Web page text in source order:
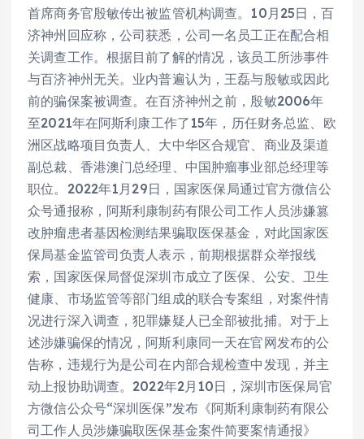
首席商务官殷敏传出被监管机构调查。10月25日，百
济神州回应称，公司获悉，公司一名员工正在配合相
关调查工作。根据目前了解的情况，该员工所涉事件
与百济神州无关。业内普遍认为，王磊与殷敏或因此
前的骗保案被调查。在百济神州之前，殷敏2006年
至2021年在阿斯利康工作了15年，历任财务总监、欧
洲区战略项目负责人、大中华区合规官、商业及渠道
副总裁、香港澳门总经理、中国肿瘤事业部总经理等
职位。2022年1月29日，国家医保局通过官方微信公
众号通报称，阿斯利康制药有限公司工作人员涉嫌篡
改肿瘤患者基因检测结果骗取医保基金，对此国家医
保局基金监管司负责人表示，前期根据群众举报线
索，国家医保局督促深圳市成立了医保、公安、卫生
健康、市场监管等部门组成的联合专案组，对案件情
况进行深入调查，犯罪嫌疑人已全部被批捕。对于上
述涉嫌骗保的情况，阿斯利康同一天在官网发布的公
告称，违规行为是公司在内部合规检查中发现，并主
动上报协助调查。2022年2月10日，深圳市医保局官
方微信公众号“深圳医保”发布《阿斯利康制药有限公
司工作人员涉嫌骗取医保基金案件简要案情通报》